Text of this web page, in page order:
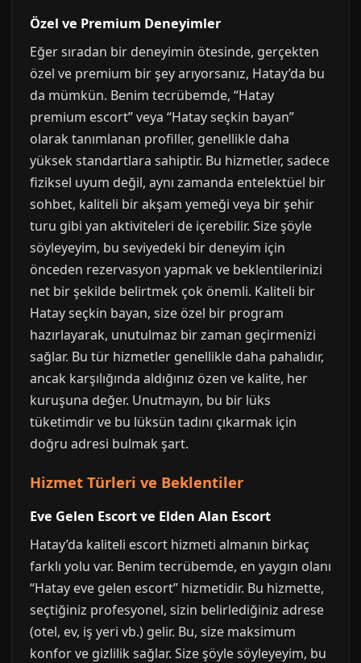
Özel ve Premium Deneyimler
Eğer sıradan bir deneyimin ötesinde, gerçekten
özel ve premium bir şey arıyorsanız, Hatay’da bu
da mümkün. Benim tecrübemde, “Hatay
premium escort” veya “Hatay seçkin bayan”
olarak tanımlanan profiller, genellikle daha
yüksek standartlara sahiptir. Bu hizmetler, sadece
fiziksel uyum değil, aynı zamanda entelektüel bir
sohbet, kaliteli bir akşam yemeği veya bir şehir
turu gibi yan aktiviteleri de içerebilir. Size şöyle
söyleyeyim, bu seviyedeki bir deneyim için
önceden rezervasyon yapmak ve beklentilerinizi
net bir şekilde belirtmek çok önemli. Kaliteli bir
Hatay seçkin bayan, size özel bir program
hazırlayarak, unutulmaz bir zaman geçirmenizi
sağlar. Bu tür hizmetler genellikle daha pahalıdır,
ancak karşılığında aldığınız özen ve kalite, her
kuruşuna değer. Unutmayın, bu bir lüks
tüketimdir ve bu lüksün tadını çıkarmak için
doğru adresi bulmak şart.
Hizmet Türleri ve Beklentiler
Eve Gelen Escort ve Elden Alan Escort
Hatay’da kaliteli escort hizmeti almanın birkaç
farklı yolu var. Benim tecrübemde, en yaygın olanı
“Hatay eve gelen escort” hizmetidir. Bu hizmette,
seçtiğiniz profesyonel, sizin belirlediğiniz adrese
(otel, ev, iş yeri vb.) gelir. Bu, size maksimum
konfor ve gizlilik sağlar. Size şöyle söyleyeyim, bu